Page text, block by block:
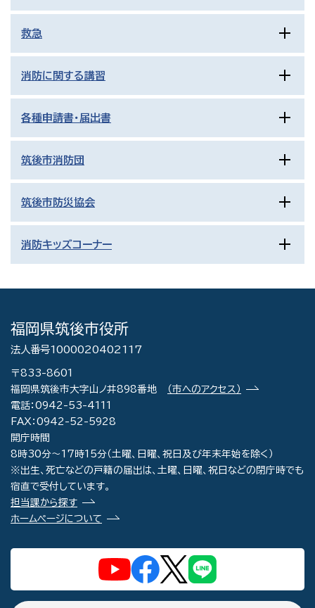
救急
消防に関する講習
各種申請書・届出書
筑後市消防団
筑後市防災協会
消防キッズコーナー
福岡県筑後市役所
法人番号1000020402117
〒833-8601
福岡県筑後市大字山ノ井898番地
（市へのアクセス）
電話：0942-53-4111
FAX：0942-52-5928
開庁時間
8時30分～17時15分（土曜、日曜、祝日及び年末年始を除く）
※出生、死亡などの戸籍の届出は、土曜、日曜、祝日などの閉庁時でも
宿直で受付しています。
担当課から探す
ホームページについて